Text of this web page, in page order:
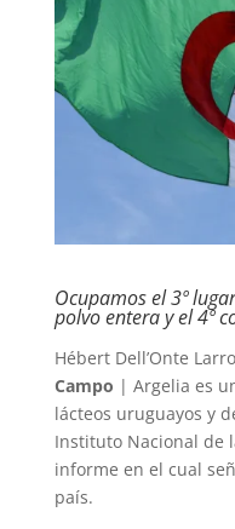
Ocupamos el 3º
polvo entera y el 4º
Hébert Dell’Onte
Campo | Argelia es
lácteos uruguayos y
Instituto Nacional de
informe en el cual
país.